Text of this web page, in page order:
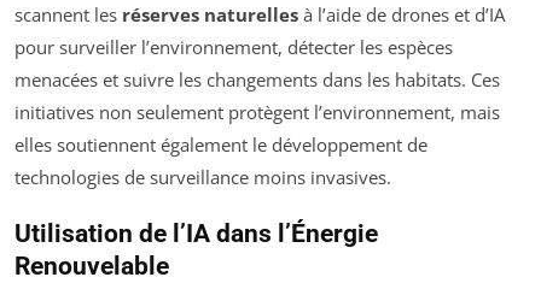
scannent les réserves naturelles à l’aide de drones et d’IA
pour surveiller l’environnement, détecter les espèces
menacées et suivre les changements dans les habitats. Ces
initiatives non seulement protègent l’environnement, mais
elles soutiennent également le développement de
technologies de surveillance moins invasives.
Utilisation de l’IA dans l’Énergie
Renouvelable